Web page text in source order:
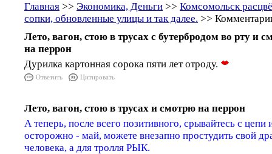
Главная >> Экономика, Деньги >> Комсомольск
сопки, обновленные улицы и так далее. >>
Лето, вагон, стою в трусах с бутербродом во рту и
на перрон
Дурилка картонная сорока пяти лет отроду.
Ответить Цитировать
Лето, вагон, стою в трусах и смотрю на перрон
А теперь, после всего позитивного, срывайтесь с цепи
осторожно - май, можете внезапно простудить свой
человека, а для тролля РЫК.